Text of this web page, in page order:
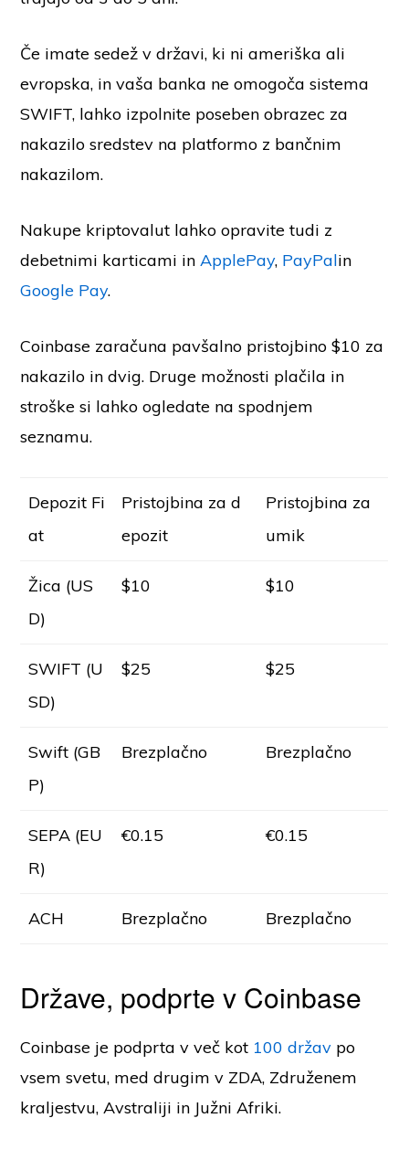
Če imate sedež v državi, ki ni ameriška ali
evropska, in vaša banka ne omogoča sistema
SWIFT, lahko izpolnite poseben obrazec za
nakazilo sredstev na platformo z bančnim
nakazilom.
Nakupe kriptovalut lahko opravite tudi z
debetnimi karticami inApplePay, PayPalin
Google Pay.
Coinbase zaračuna pavšalno pristojbino $10 za
nakazilo in dvig. Druge možnosti plačila in
stroške si lahko ogledate na spodnjem
seznamu.
Depozit Fi
at
Pristojbina za d
epozit
Pristojbina za
umik
Žica (US
D)
$10 $10
SWIFT (U
SD)
$25 $25
Swift (GB
P)
Brezplačno Brezplačno
SEPA (EU
R)
€0.15 €0.15
ACH Brezplačno Brezplačno
Države, podprte v Coinbase
Coinbase je podprta v več kot 100 držav po
vsem svetu, med drugim v ZDA, Združenem
kraljestvu, Avstraliji in Južni Afriki.